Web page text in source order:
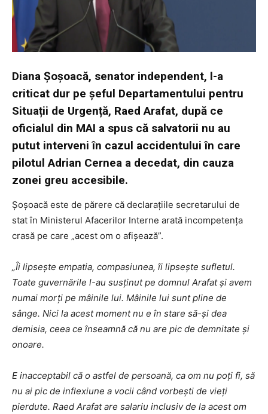
Diana Șoșoacă, senator independent, l-a
criticat dur pe șeful Departamentului pentru
Situații de Urgență, Raed Arafat, după ce
oficialul din MAI a spus că salvatorii nu au
putut interveni în cazul accidentului în care
pilotul Adrian Cernea a decedat, din cauza
zonei greu accesibile.
Șoșoacă este de părere că declarațiile secretarului de
stat în Ministerul Afacerilor Interne arată incompetența
crasă pe care „acest om o afișează”.
„Îi lipsește empatia, compasiunea, îi lipseşte sufletul.
Toate guvernările l-au susţinut pe domnul Arafat şi avem
numai morţi pe mâinile lui. Mâinile lui sunt pline de
sânge. Nici la acest moment nu e în stare să-şi dea
demisia, ceea ce înseamnă că nu are pic de demnitate şi
onoare.
E inacceptabil că o astfel de persoană, ca om nu poţi fi, să
nu ai pic de inflexiune a vocii când vorbeşti de vieţi
pierdute. Raed Arafat are salariu inclusiv de la acest om